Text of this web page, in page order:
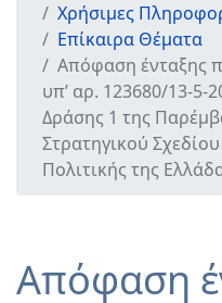
Χρήσιμες
Επίκαιρα Θέματα
Απόφαση ένταξης
υπ’ αρ. 123680/13-5-
Δράσης 1 της
Στρατηγικού
Πολιτικής της
Απόφαση